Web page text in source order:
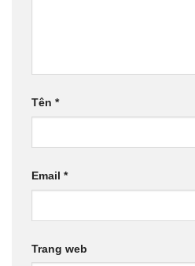
Tên *
Email *
Trang web